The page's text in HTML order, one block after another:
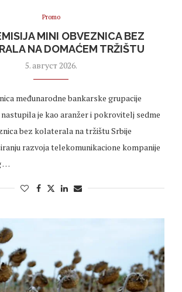
Promo
MINI OBVEZNICA BEZ
NA DOMAĆEM TRŽIŠTU
5. август 2026.
međunarodne bankarske grupacije
je kao aranžer i pokrovitelj sedme
bez kolaterala na tržištu Srbije
razvoja telekomunikacione kompanije
…